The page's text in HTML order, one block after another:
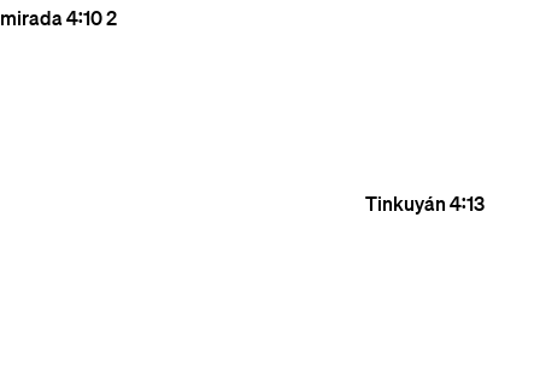
mirada4:102
Tinkuyán4:13